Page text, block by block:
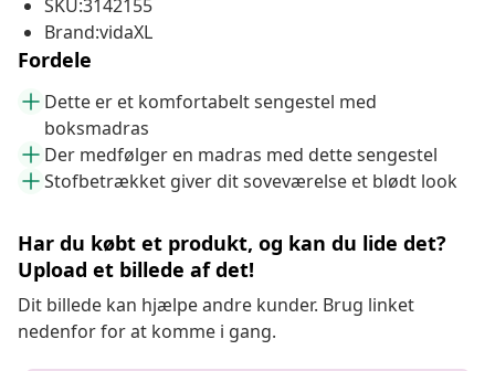
SKU:3142155
Brand:vidaXL
Fordele
Dette er et komfortabelt sengestel med
boksmadras
Der medfølger en madras med dette sengestel
Stofbetrækket giver dit soveværelse et blødt look
Har du købt et produkt, og kan du lide det?
Upload et billede af det!
Dit billede kan hjælpe andre kunder. Brug linket
nedenfor for at komme i gang.